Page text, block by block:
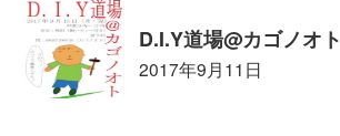
D.I.Y道場@カゴノオト
2017年9月11日